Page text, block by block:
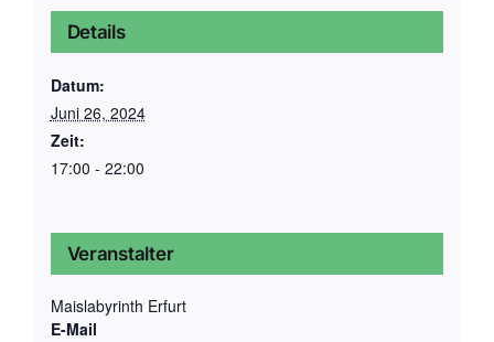
Details
Datum:
Juni 26, 2024
Zeit:
17:00 - 22:00
Veranstalter
Maislabyrinth Erfurt
E-Mail